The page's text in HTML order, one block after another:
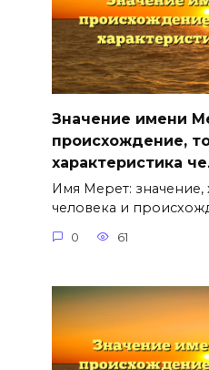
Значение имени
происхождение,
характеристика
Имя Мерет: значение,
человека и
0 61